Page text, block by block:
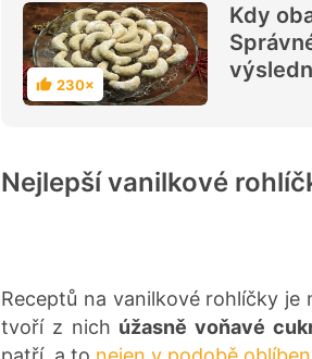
H
o
e
n
230×
Kdy
Nejlepší vanilkové
Receptů na vanilkové rohlíčky je
tvoří z nich úžasně voňavé